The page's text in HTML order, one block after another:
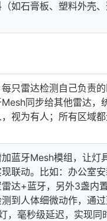
如石膏板、塑料外壳
每只雷达检测自己负责
同步给其他雷达，
视为有人；所有区域
蓝牙Mesh模组，让灯
联动。比如：办公室
达+蓝牙，另外3盏内
到人体细微动作，通
，毫秒级延迟，实现同